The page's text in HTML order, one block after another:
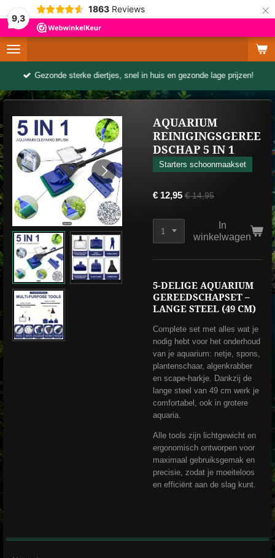
9,3
1863 Reviews ×
Gezonde sterke diertjes, snel in huis en gezonde lage prijzen!
AQUARIUM
REINIGINGSGEREE
DSCHAP 5 IN 1
Starters schoonmaakset
€ 12,95 € 14,95
In
winkelwagen
5-DELIGE AQUARIUM
GEREEDSCHAPSET –
LANGE STEEL (49 CM)
Complete set met alles wat je
nodig hebt voor het onderhoud
van je aquarium: netje, spons,
plantenschaar, algenkrabber
en scape-harkje. Dankzij de
lange steel van 49 cm werk je
comfortabel, ook in grotere
aquaria.
Alle tools zijn lichtgewicht en
ergonomisch ontworpen voor
maximaal gebruiksgemak en
precisie, zodat je moeiteloos
en efficiënt aan de slag kunt.